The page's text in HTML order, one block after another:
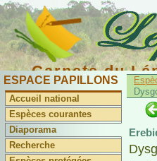
Carnets du
ESPACE PAPILLONS
Accueil national
Espèces courantes
Diaporama
Recherche